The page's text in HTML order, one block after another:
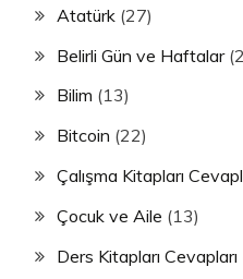
Atatürk (27)
Belirli Gün ve Haftalar
Bilim (13)
Bitcoin (22)
Çalışma Kitapları
Çocuk ve Aile (13)
Ders Kitapları Cevapları